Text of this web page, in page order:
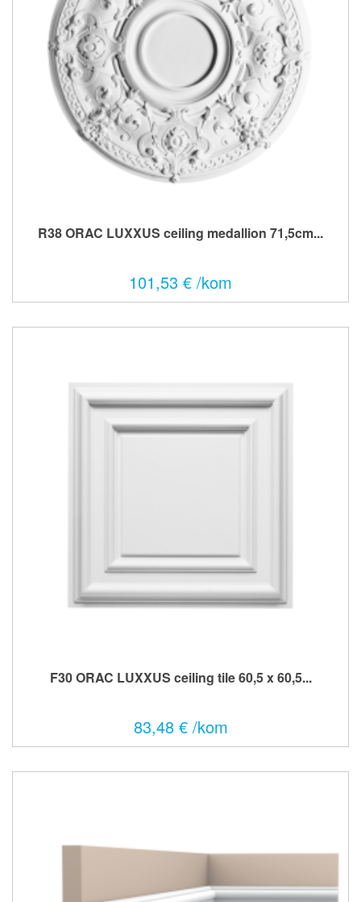
R38 ORAC LUXXUS ceiling medallion 71,5cm...
101,53 € /kom
F30 ORAC LUXXUS ceiling tile 60,5 x 60,5...
83,48 € /kom